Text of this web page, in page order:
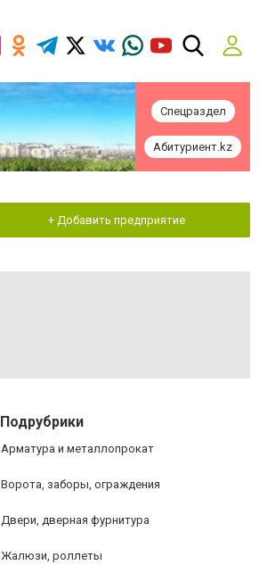
Спецраздел
Абитуриент.kz
+ Добавить предприятие
Подрубрики
Арматура и металлопрокат
Ворота, заборы, ограждения
Двери, дверная фурнитура
Жалюзи, роллеты